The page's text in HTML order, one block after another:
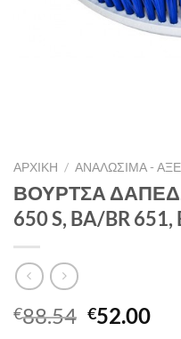
ΑΡΧΙΚΉ / ΑΝΑΛΩΣΙΜΑ -
ΒΟΥΡΤΣΑ
650 S, BA/BR 651,
€88.54 Original
€52.00Η